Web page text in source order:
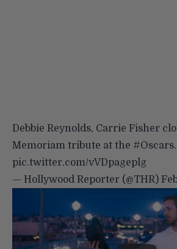
Debbie Reynolds, Carrie Fisher
Memoriam tribute at the #Oscars.
pic.twitter.com/vVDpageplg
— Hollywood Reporter (@THR)